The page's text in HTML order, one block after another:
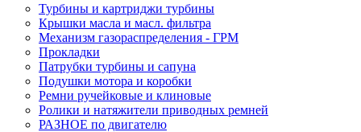
Турбины и картриджи турбины
Крышки масла и масл. фильтра
Механизм газораспределения - ГРМ
Прокладки
Патрубки турбины и сапуна
Подушки мотора и коробки
Ремни ручейковые и клиновые
Ролики и натяжители приводных ремней
РАЗНОЕ по двигателю